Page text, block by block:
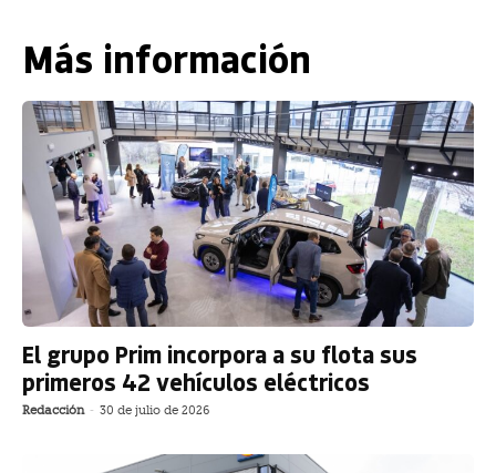
Más información
El grupo Prim incorpora a su flota sus
primeros 42 vehículos eléctricos
Redacción - 30 de julio de 2026